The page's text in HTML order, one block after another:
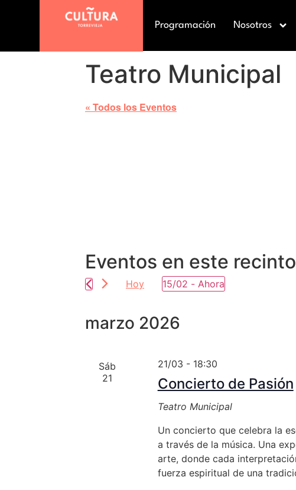
Programación Nosotros
Teatro Municipal
« Todos los Eventos
Eventos en este recinto
Hoy 15/02 - Ahora
fecha.
marzo 2026
Sáb
21
Concierto de Pasión
21/03 - 18:30
Teatro Municipal
Un concierto que celebra la
a través de la música. Una
arte, donde cada
fuerza espiritual de una